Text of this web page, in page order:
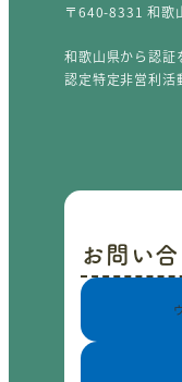
〒640-8331 和歌
和歌山県から認証
認定特定非営利活
お問い